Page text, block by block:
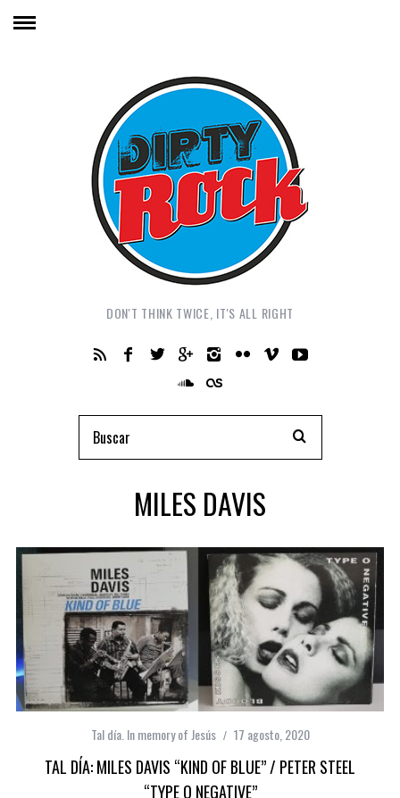
DON'T THINK TWICE, IT'S ALL RIGHT
MILES DAVIS
Tal día. In memory of Jesús 17 agosto, 2020
TAL DÍA: MILES DAVIS “KIND OF BLUE” / PETER STEEL
“TYPE O NEGATIVE”